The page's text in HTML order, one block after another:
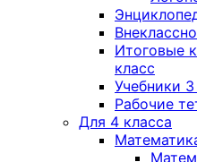
Итоговые
класс
Учебники 3
Рабочие
Для 4 класса